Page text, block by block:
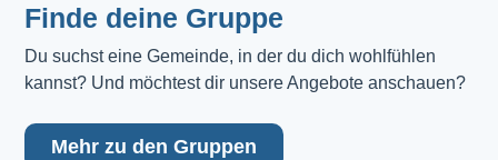
Finde deine Gruppe
Du suchst eine Gemeinde, in der du dich wohlfühlen
kannst? Und möchtest dir unsere Angebote anschauen?
Mehr zu den Gruppen